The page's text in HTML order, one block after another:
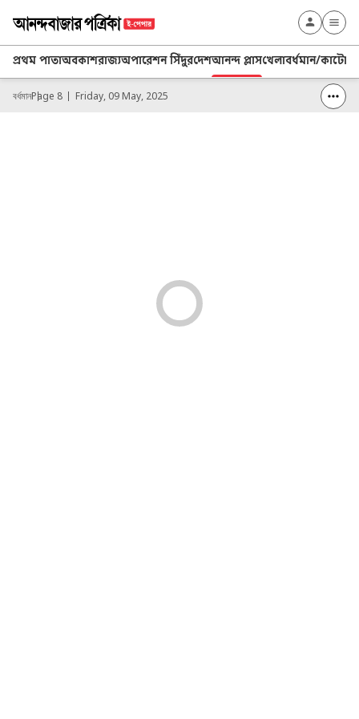
প্রথম পাতাঅবকাশরাজ্যঅপারেশন সিঁদুরদেশআনন্দ প্লাসখেলাবর্ধমান/
বর্ধমানPage 8 Friday, 09 May, 2025